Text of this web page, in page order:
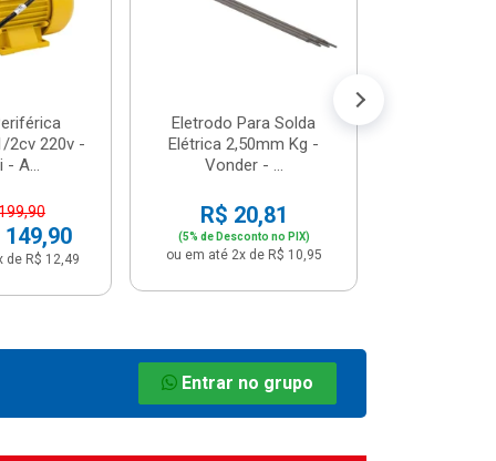
2cv 220v -
- A...
149,90
de R$ 12,49
Eletrodo Para Solda
Elétrica 2,50mm Kg -
Vonder - ...
R$ 20,81
(5% de Desconto no PIX)
ou em até 2x de R$ 10,95
Entrar no grupo